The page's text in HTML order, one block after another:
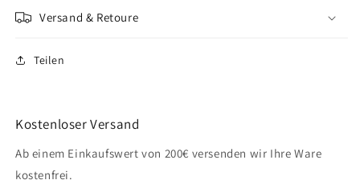
Versand & Retoure
Teilen
Kostenloser Versand
Ab einem Einkaufswert von 200€ versenden wir Ihre Ware
kostenfrei.